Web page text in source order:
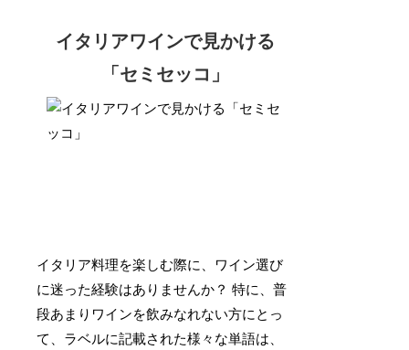
イタリアワインで見かける
「セミセッコ」
イタリア料理を楽しむ際に、ワイン選び
に迷った経験はありませんか？ 特に、普
段あまりワインを飲みなれない方にとっ
て、ラベルに記載された様々な単語は、